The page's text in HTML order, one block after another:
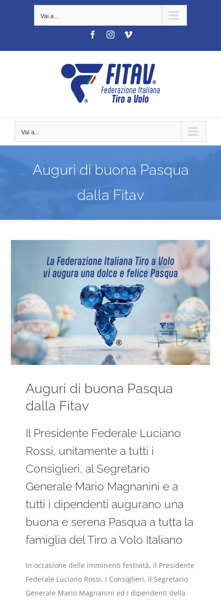
Vai a...
FacebookInstagramVimeo
Vai a...
Auguri di buona Pasqua
dalla Fitav
Auguri di buona Pasqua
dalla Fitav
Il Presidente Federale Luciano
Rossi, unitamente a tutti i
Consiglieri, al Segretario
Generale Mario Magnanini e a
tutti i dipendenti augurano una
buona e serena Pasqua a tutta la
famiglia del Tiro a Volo Italiano
In occasione delle imminenti festività, il Presidente
Federale Luciano Rossi, i Consiglieri, il Segretario
Generale Mario Magnanini ed i dipendenti della